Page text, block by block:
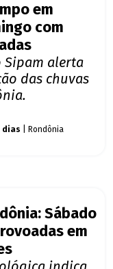
em
com
alerta
das chuvas
dias | Rondônia
Sábado
em